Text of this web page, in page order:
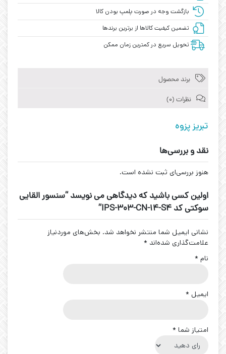
بازگشت وجه در صورت پلمپ بودن کالا
تضمین کیفیت کالاها از برترین برندها
تحویل سریع در کمترین زمان ممکن
برند محصول
نظرات (0)
تبریز پزوه
نقد و بررسی‌ها
هنوز بررسی‌ای ثبت نشده است.
اولین کسی باشید که دیدگاهی می نویسد “سنسور القایی
سوکتی کد IPS-303-CN-14-S4”
نشانی ایمیل شما منتشر نخواهد شد. بخش‌های موردنیاز
علامت‌گذاری شده‌اند *
نام *
ایمیل *
امتیاز شما *